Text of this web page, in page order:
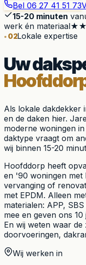
Bel 06 27 41 51 73
15-20 minuten
werk én materiaal
02Lokale expertise
Uw
Als lokale dakdekker
en de daken hier.
moderne woningen
daktype vraagt om
wij binnen 15-20
Hoofddorp heeft
en '90 woningen met
vervanging of
met EPDM. Alleen
materialen: APP,
mee en geven ons
En wij weten waar
doorvoeringen,
Wij werken in